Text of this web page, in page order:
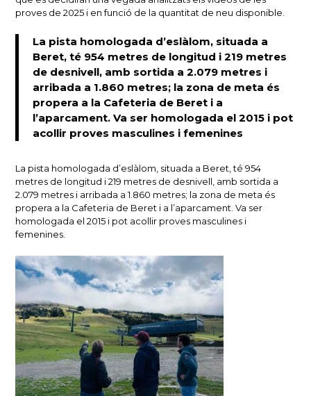
proves de 2025 i en funció de la quantitat de neu disponible.
La pista homologada d’eslàlom, situada a
Beret, té 954 metres de longitud i 219 metres
de desnivell, amb sortida a 2.079 metres i
arribada a 1.860 metres; la zona de meta és
propera a la Cafeteria de Beret i a
l’aparcament. Va ser homologada el 2015 i pot
acollir proves masculines i femenines
La pista homologada d’eslàlom, situada a Beret, té 954
metres de longitud i 219 metres de desnivell, amb sortida a
2.079 metres i arribada a 1.860 metres; la zona de meta és
propera a la Cafeteria de Beret i a l’aparcament. Va ser
homologada el 2015 i pot acollir proves masculines i
femenines.